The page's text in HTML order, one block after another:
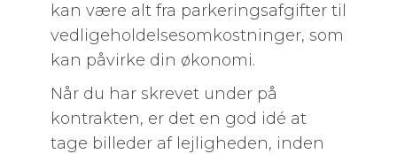
kan være alt fra parkeringsafgifter til
vedligeholdelsesomkostninger, som
kan påvirke din økonomi.
Når du har skrevet under på
kontrakten, er det en god idé at
tage billeder af lejligheden, inden